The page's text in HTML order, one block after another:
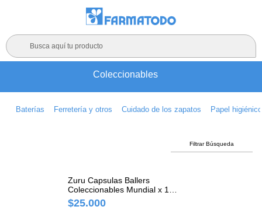
Busca aquí tu producto
Coleccionables
Baterías Ferretería y otros Cuidado de los zapatos Papel higiénico
Filtrar Búsqueda
Zuru Capsulas Ballers
Coleccionables Mundial x 1
und
$25.000